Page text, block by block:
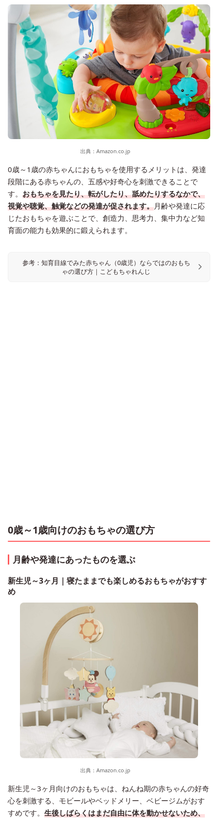
出典： Amazon.co.jp
0歳～1歳の赤ちゃんにおもちゃを使用するメリットは、発達
段階にある赤ちゃんの、五感や好奇心を刺激できることで
す。 おもちゃを見たり、転がしたり、舐めたりするなかで、
視覚や聴覚、触覚などの発達が促されます。月齢や発達に応
じたおもちゃを遊ぶことで、創造力、思考力、集中力など知
育面の能力も効果的に鍛えられます。
参考：知育目線でみた赤ちゃん（0歳児）ならではのおもち
ゃの選び方｜こどもちゃれんじ
0歳～1歳向けのおもちゃの選び方
月齢や発達にあったものを選ぶ
新生児～3ヶ月｜寝たままでも楽しめるおもちゃがおすす
め
出典： Amazon.co.jp
新生児～3ヶ月向けのおもちゃは、ねんね期の赤ちゃんの好奇
心を刺激する、モビールやベッドメリー、ベビージムがおす
すめです。 生後しばらくはまだ自由に体を動かせないため、